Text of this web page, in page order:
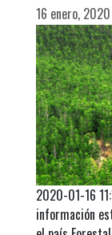
16 enero, 2020
2020-01-16
información